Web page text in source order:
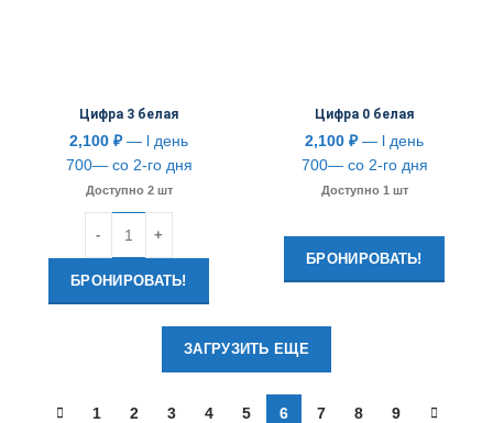
Цифра 3 белая
2,100 ₽— l день
700— со 2-го дня
Доступно 2 шт
БРОНИРОВАТЬ!
Цифра 0 белая
2,100 ₽— l день
700— со 2-го дня
Доступно 1 шт
БРОНИРОВАТЬ!
ЗАГРУЗИТЬ ЕЩЕ
1 2 3 4 5 6 7 8 9